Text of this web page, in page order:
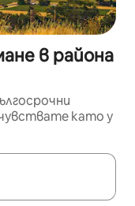
в района
като у